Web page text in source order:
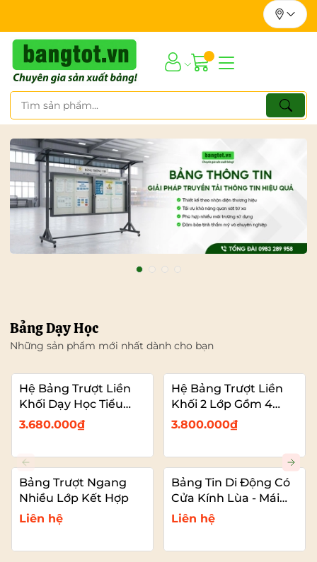
Bảng Dạy Học
Những sản phẩm mới nhất dành cho bạn
Hệ Bảng Trượt Liền
Khối Dạy Học Tiểu
Học – 2 Bảng Trượt
3.680.000₫
Hệ Bảng Trượt Liền
Khối 2 Lớp Gồm 4
Bảng Dạy Học (2
Bảng Trượt Kết Hợp
TIVI)
3.800.000₫
Bảng Trượt Ngang
Nhiều Lớp Kết Hợp
Liên hệ
Bảng Tin Di Động Có
Cửa Kính Lùa - Mái
Che
Liên hệ